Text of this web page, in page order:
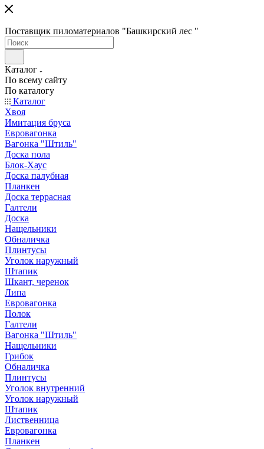
Поставщик пиломатериалов "Башкирский лес "
Каталог
По всему сайту
По каталогу
Каталог
Хвоя
Имитация бруса
Евровагонка
Вагонка "Штиль"
Доска пола
Блок-Хаус
Доска палубная
Планкен
Доска террасная
Галтели
Доска
Нащельники
Обналичка
Плинтусы
Уголок наружный
Штапик
Шкант, черенок
Липа
Евровагонка
Полок
Галтели
Вагонка "Штиль"
Нащельники
Грибок
Обналичка
Плинтусы
Уголок внутренний
Уголок наружный
Штапик
Лиственница
Евровагонка
Планкен